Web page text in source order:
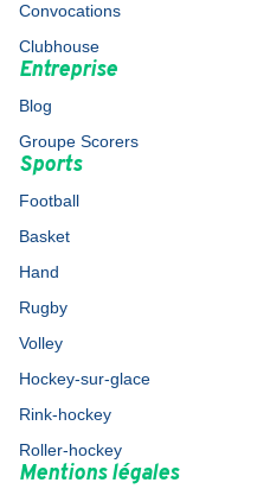
Convocations
Clubhouse
Entreprise
Blog
Groupe Scorers
Sports
Football
Basket
Hand
Rugby
Volley
Hockey-sur-glace
Rink-hockey
Roller-hockey
Mentions légales